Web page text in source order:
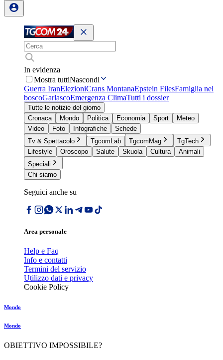
In evidenza
Mostra tuttiNascondi
Guerra IranElezioniCrans MontanaEpstein FilesFamiglia nel
boscoGarlascoEmergenza ClimaTutti i dossier
Tutte le notizie del giorno
Cronaca
Mondo Politica Economia Sport
Meteo
Video
Foto Infografiche
Schede
Tv & Spettacolo
TgcomLab TgcomMag
TgTech
Lifestyle
Oroscopo Salute Skuola Cultura
Animali
Speciali
Chi siamo
Seguici anche su
Area personale
Help e Faq
Info e contatti
Termini del servizio
Utilizzo dati e privacy
Cookie Policy
Mondo
Mondo
OBIETTIVO IMPOSSIBILE?